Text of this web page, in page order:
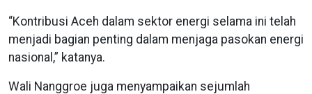
“Kontribusi Aceh dalam sektor energi selama ini telah
menjadi bagian penting dalam menjaga pasokan energi
nasional,” katanya.
Wali Nanggroe juga menyampaikan sejumlah